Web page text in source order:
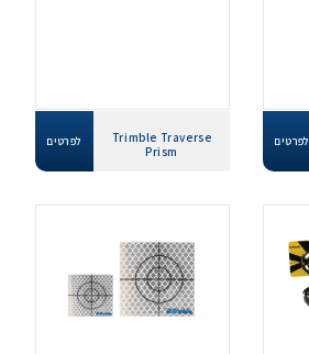
לפרטים
Trimble Traverse
Prism
לפרטים